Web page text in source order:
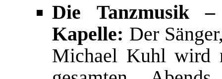
Die Tanzmusik
Kapelle: Der
Michael Kuhl wird